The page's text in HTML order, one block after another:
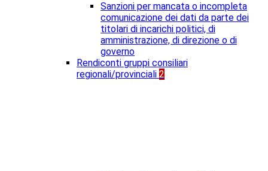
Sanzioni per mancata o incompleta
comunicazione dei dati da parte dei
titolari di incarichi politici, di
amministrazione, di direzione o di
governo
Rendiconti gruppi consiliari
regionali/provinciali 2